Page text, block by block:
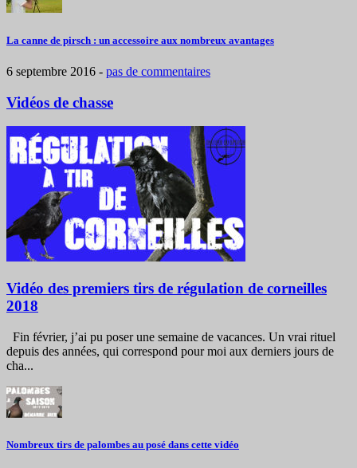
La canne de pirsch : un accessoire aux nombreux avantages
6 septembre 2016 - pas de commentaires
Vidéos de chasse
Vidéo des premiers tirs de régulation de corneilles
2018
Fin février, j’ai pu poser une semaine de vacances. Un vrai rituel
depuis des années, qui correspond pour moi aux derniers jours de
cha...
Nombreux tirs de palombes au posé dans cette vidéo